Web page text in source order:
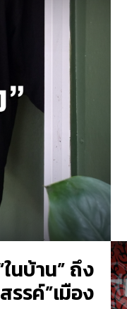
นบ้าน” ถึง
รรค์”เมือง